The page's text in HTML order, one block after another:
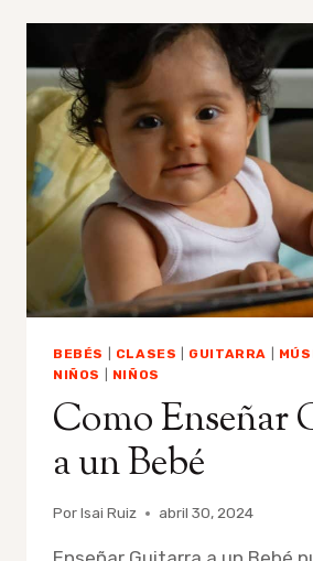
DESCUBRE
CÓMO
LA
MÚSICA
PUEDE
SALVAR
MATRIMONIO
Y
ENRIQUECER
TU
PATERNIDAD
BEBÉS CLASES GUITARRA
NIÑOS
NIÑOS
Como Enseñar
a un Bebé
PorIsai Ruiz abril 30, 2024